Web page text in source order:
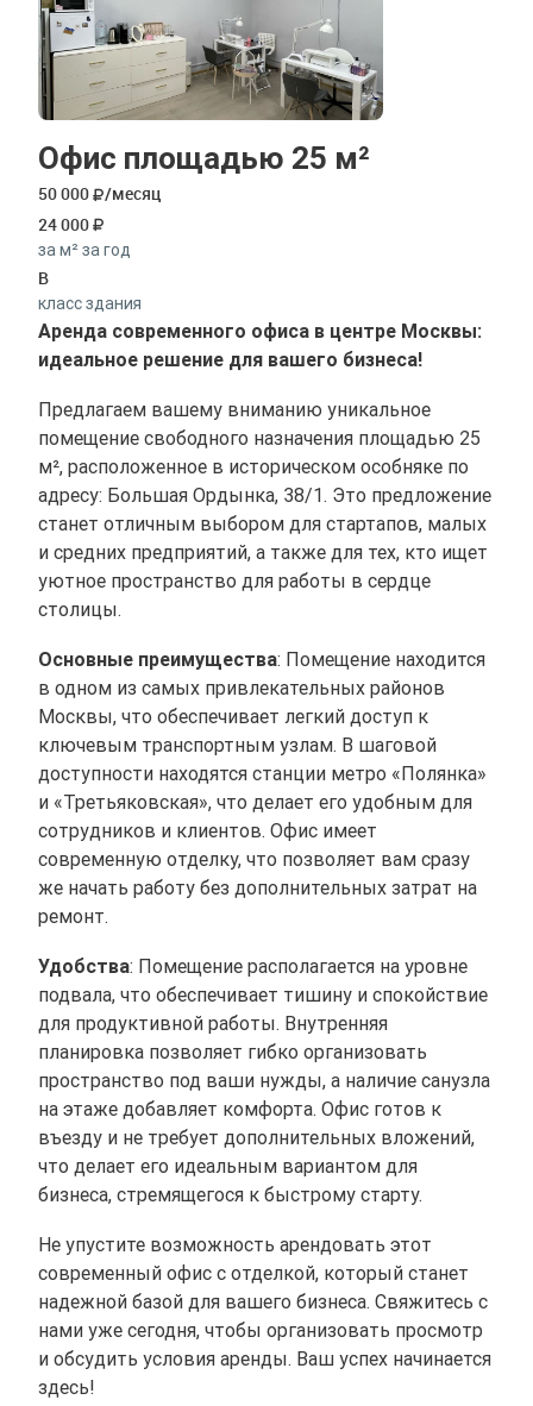
Офис площадью 25 м²
50 000
/месяц
24 000
за м² за год
B
класс здания
Аренда современного офиса в центре Москвы:
идеальное решение для вашего бизнеса!
Предлагаем вашему вниманию уникальное
помещение свободного назначения площадью 25
м², расположенное в историческом особняке по
адресу: Большая Ордынка, 38/1. Это предложение
станет отличным выбором для стартапов, малых
и средних предприятий, а также для тех, кто ищет
уютное пространство для работы в сердце
столицы.
Основные преимущества: Помещение находится
в одном из самых привлекательных районов
Москвы, что обеспечивает легкий доступ к
ключевым транспортным узлам. В шаговой
доступности находятся станции метро «Полянка»
и «Третьяковская», что делает его удобным для
сотрудников и клиентов. Офис имеет
современную отделку, что позволяет вам сразу
же начать работу без дополнительных затрат на
ремонт.
Удобства: Помещение располагается на уровне
подвала, что обеспечивает тишину и спокойствие
для продуктивной работы. Внутренняя
планировка позволяет гибко организовать
пространство под ваши нужды, а наличие санузла
на этаже добавляет комфорта. Офис готов к
въезду и не требует дополнительных вложений,
что делает его идеальным вариантом для
бизнеса, стремящегося к быстрому старту.
Не упустите возможность арендовать этот
современный офис с отделкой, который станет
надежной базой для вашего бизнеса. Свяжитесь с
нами уже сегодня, чтобы организовать просмотр
и обсудить условия аренды. Ваш успех начинается
здесь!